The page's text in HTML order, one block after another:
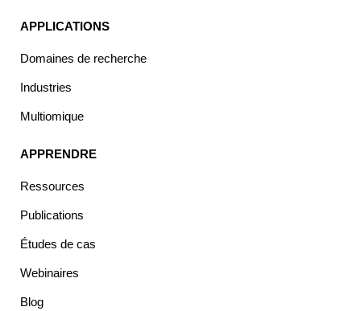
APPLICATIONS
Domaines de recherche
Industries
Multiomique
APPRENDRE
Ressources
Publications
Études de cas
Webinaires
Blog